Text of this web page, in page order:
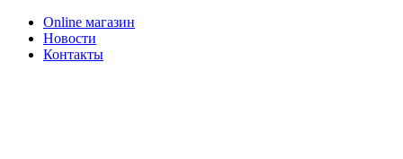
Online магазин
Новости
Контакты